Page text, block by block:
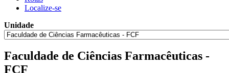
Localize-se
Unidade
Faculdade de Ciências Farmacêuticas -
FCF